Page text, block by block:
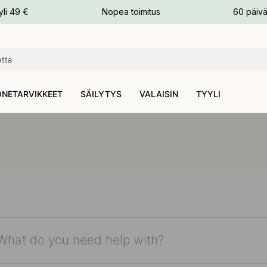
49 € Nopea toimitus 60
SÄILYTYS VALAISIN TYYLI